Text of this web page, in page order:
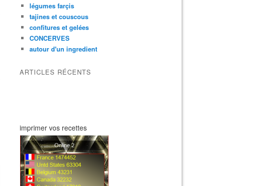
légumes farçis
tajines et couscous
confitures et gelées
CONCERVES
autour d'un ingredient
ARTICLES RÉCENTS
imprimer vos recettes